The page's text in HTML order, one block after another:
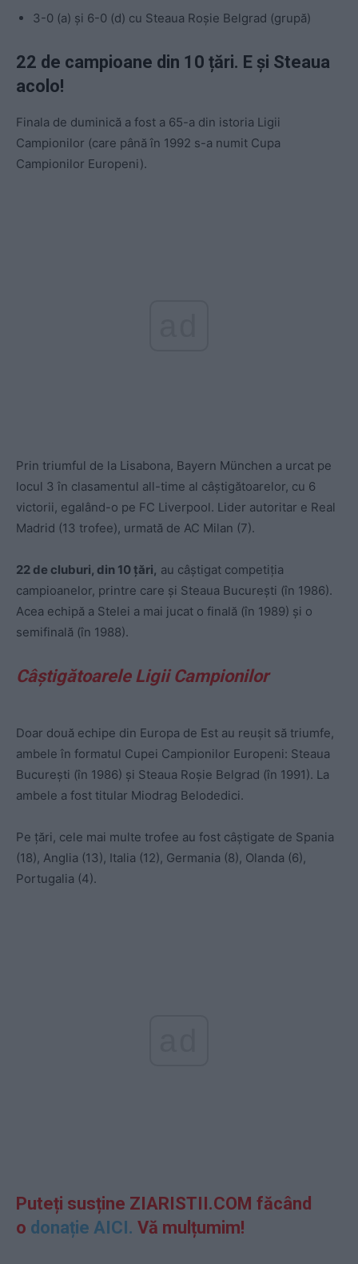
3-0 (a) și 6-0 (d) cu Steaua Roșie Belgrad (grupă)
22 de campioane din 10 țări. E și Steaua
acolo!
Finala de duminică a fost a 65-a din istoria Ligii
Campionilor (care până în 1992 s-a numit Cupa
Campionilor Europeni).
Prin triumful de la Lisabona, Bayern München a urcat pe
locul 3 în clasamentul all-time al câștigătoarelor, cu 6
victorii, egalând-o pe FC Liverpool. Lider autoritar e Real
Madrid (13 trofee), urmată de AC Milan (7).
22 de cluburi, din 10 țări, au câștigat competiția
campioanelor, printre care și Steaua București (în 1986).
Acea echipă a Stelei a mai jucat o finală (în 1989) și o
semifinală (în 1988).
Câștigătoarele Ligii Campionilor
Doar două echipe din Europa de Est au reușit să triumfe,
ambele în formatul Cupei Campionilor Europeni: Steaua
București (în 1986) și Steaua Roșie Belgrad (în 1991). La
ambele a fost titular Miodrag Belodedici.
Pe țări, cele mai multe trofee au fost câștigate de Spania
(18), Anglia (13), Italia (12), Germania (8), Olanda (6),
Portugalia (4).
Puteți susține ZIARISTII.COM făcând
o donație AICI. Vă mulțumim!